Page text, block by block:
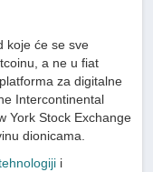
koje će se sve
a ne u fiat
za digitalne
Intercontinental
York Stock Exchange
dionicama.
i